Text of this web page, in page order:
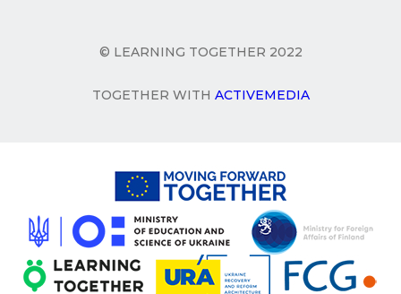
© LEARNING TOGETHER 2022
TOGETHER WITH ACTIVEMEDIA